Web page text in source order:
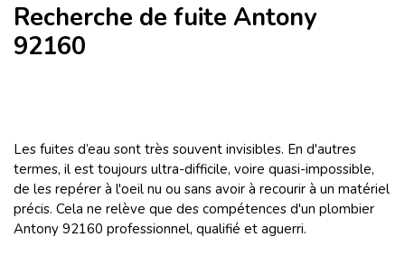
Recherche de fuite Antony
92160
Les fuites d’eau sont très souvent invisibles. En d'autres
termes, il est toujours ultra-difficile, voire quasi-impossible,
de les repérer à l'oeil nu ou sans avoir à recourir à un matériel
précis. Cela ne relève que des compétences d'un plombier
Antony 92160 professionnel, qualifié et aguerri.